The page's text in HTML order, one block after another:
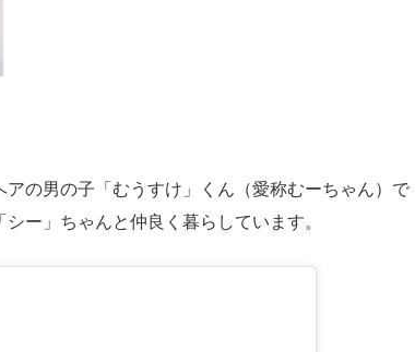
の男の子「むうすけ」くん（愛称むーちゃん）で
ー」ちゃんと仲良く暮らしています。